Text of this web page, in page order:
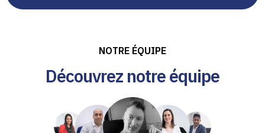
NOTRE ÉQUIPE
Découvrez notre équipe